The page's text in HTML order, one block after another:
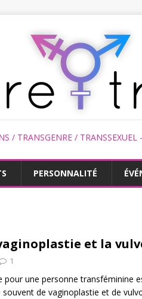
/ TRANSGENRE /
PERSONNALITÉ
et la
1
pour une personne transféminine
souvent de vaginoplastie et de